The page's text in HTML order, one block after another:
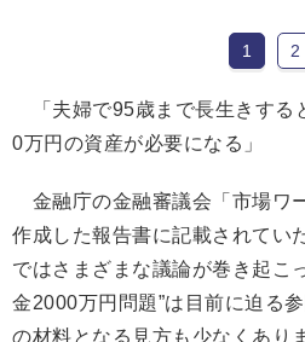
1 2
「夫婦で95歳まで長生きする
0万円の資産が必要になる」
金融庁の金融審議会「市場ワ
作成した報告書に記載されてい
ではさまざまな議論が巻き起こ
金2000万円問題”は目前に迫る
の材料となる見方も少なくあり